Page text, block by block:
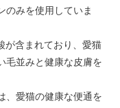
のみを使用していま
が含まれており、愛猫
毛並みと健康な皮膚を
、愛猫の健康な便通を